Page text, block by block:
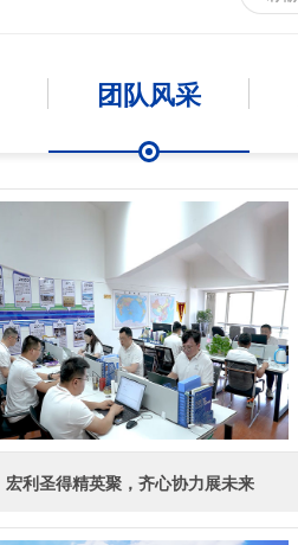
团队风采
宏利圣得精英聚，齐心协力展未来